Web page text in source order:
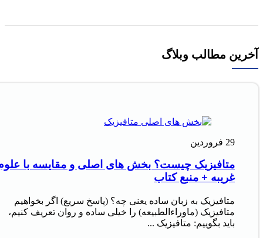
آخرین مطالب وبلاگ
29 فروردین
متافیزیک چیست؟ بخش های اصلی و مقایسه با
غریبه + منبع کتاب
متافیزیک به زبان ساده یعنی چه؟ (پاسخ سریع) اگر بخواهیم
متافیزیک (ماوراءالطبیعه) را خیلی ساده و روان تعریف کنیم،
باید بگوییم: متافیزیک ...